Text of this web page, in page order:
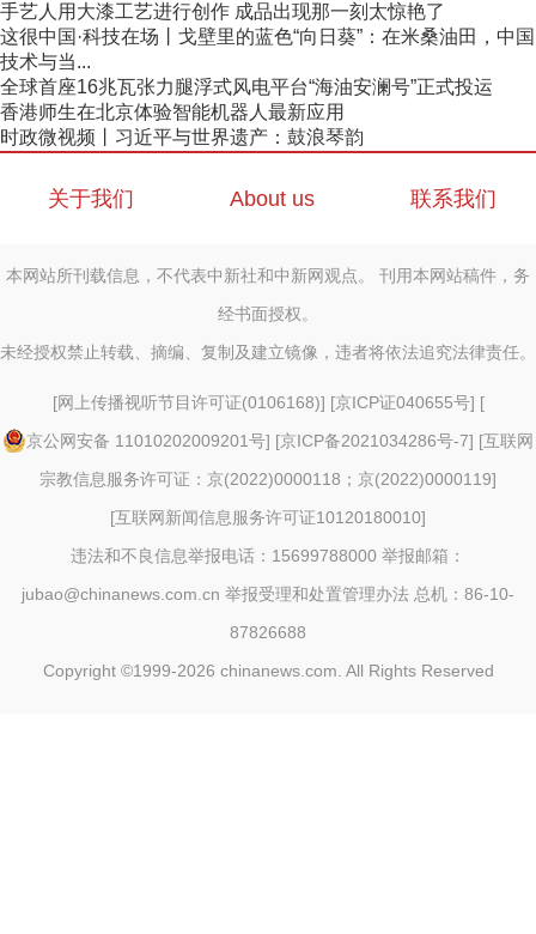
手艺人用大漆工艺进行创作 成品出现那一刻太惊艳了
这很中国·科技在场丨戈壁里的蓝色“向日葵”：在米桑油田，中国
技术与当...
全球首座16兆瓦张力腿浮式风电平台“海油安澜号”正式投运
香港师生在北京体验智能机器人最新应用
时政微视频丨习近平与世界遗产：鼓浪琴韵
关于我们 About us 联系我们
本网站所刊载信息，不代表中新社和中新网观点。 刊用本网站稿件，务
经书面授权。
未经授权禁止转载、摘编、复制及建立镜像，违者将依法追究法律责任。
[网上传播视听节目许可证(0106168)] [京ICP证040655号] [
京公网安备 11010202009201号] [京ICP备2021034286号-7] [互联网
宗教信息服务许可证：京(2022)0000118；京(2022)0000119]
[互联网新闻信息服务许可证10120180010]
违法和不良信息举报电话：15699788000 举报邮箱：
jubao@chinanews.com.cn 举报受理和处置管理办法 总机：86-10-
87826688
Copyright ©1999-2026 chinanews.com. All Rights Reserved